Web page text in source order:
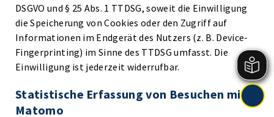
DSGVO und § 25 Abs. 1 TTDSG, soweit die Einwilligung
die Speicherung von Cookies oder den Zugriff auf
Informationen im Endgerät des Nutzers (z. B. Device-
Fingerprinting) im Sinne des TTDSG umfasst. Die
Einwilligung ist jederzeit widerrufbar.
Statistische Erfassung von Besuchen mit
Matomo